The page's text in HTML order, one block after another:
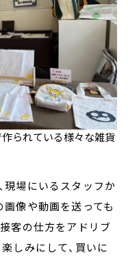
られている様々な雑貨
場にいるスタッフか
画像や動画を送っても
客の仕方をアドリブ
しみにして、買いに